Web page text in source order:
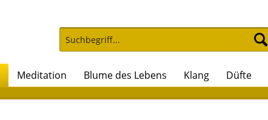
Meditation Blume des Lebens Klang Düfte